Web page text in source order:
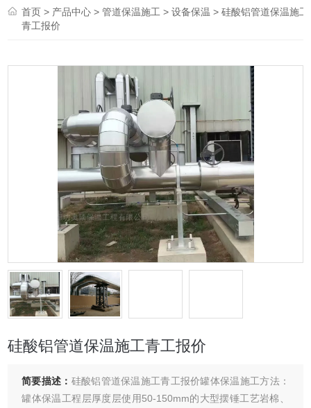
首页 > 产品中心 >管道保温施工 >设备保温 > 硅酸铝管道保温施工
青工报价
硅酸铝管道保温施工青工报价
简要描述： 硅酸铝管道保温施工青工报价罐体保温施工方法：
罐体保温工程层厚度层使用50-150mm的大型摆锤工艺岩棉、